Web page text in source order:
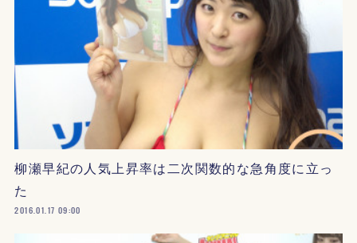
柳瀬早紀の人気上昇率は二次関数的な急角度に立っ
た
2016.01.17 09:00